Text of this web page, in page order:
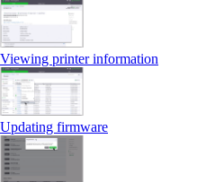
Viewing printer information
Updating firmware